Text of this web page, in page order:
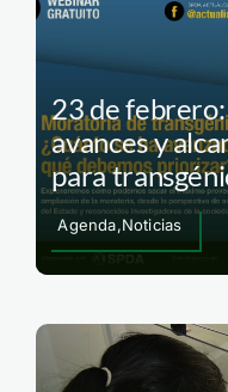
23 de
avances y
para
Agenda,Noticias